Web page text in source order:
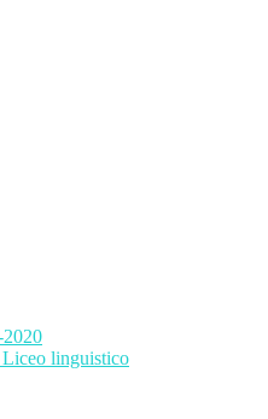
2020
Liceo linguistico